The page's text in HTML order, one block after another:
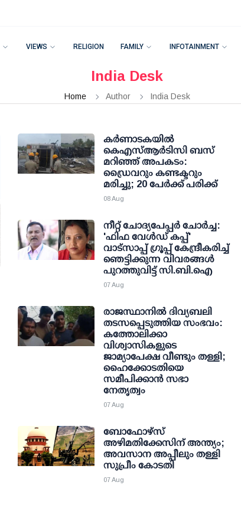
VIEWS RELIGION FAMILY INFOTAINMENT
India Desk
Home Author India Desk
കര്‍ണാടകയില്‍
കെഎസ്ആര്‍ടിസി ബസ്
മറിഞ്ഞ് അപകടം:
ഡ്രൈവറും കണ്ടക്ടറും
മരിച്ചു; 20 പേര്‍ക്ക് പരിക്ക്
08 Aug
നീറ്റ് ചോദ്യപേപ്പര്‍ ചോര്‍ച്ച:
'ഫിഫ വേള്‍ഡ് കപ്പ്'
വാട്സാപ്പ് ഗ്രൂപ്പ് കേന്ദ്രീകരിച്ച്
ഞെട്ടിക്കുന്ന വിവരങ്ങള്‍
പുറത്തുവിട്ട് സി.ബി.ഐ
07 Aug
രാജസ്ഥാനിൽ ദിവ്യബലി
തടസപ്പെടുത്തിയ സംഭവം:
കത്തോലിക്കാ
വിശ്വാസികളുടെ
ജാമ്യാപേക്ഷ വീണ്ടും തള്ളി;
ഹൈക്കോടതിയെ
സമീപിക്കാൻ സഭാ
നേതൃത്വം
07 Aug
ബോഫോഴ്സ്
അഴിമതിക്കേസിന് അന്ത്യം;
അവസാന അപ്പീലും തള്ളി
സുപ്രീം കോടതി
07 Aug